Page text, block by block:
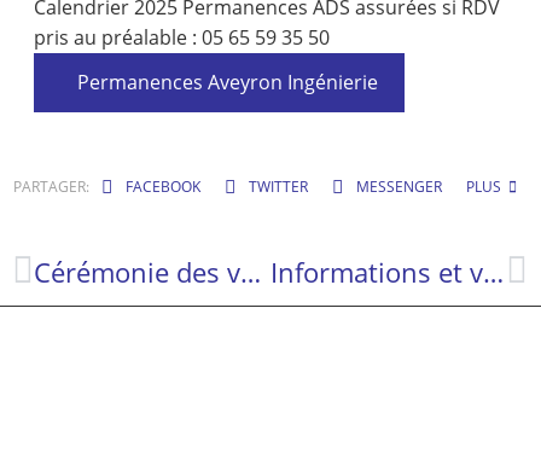
Calendrier 2025 Permanences ADS assurées si RDV
pris au préalable : 05 65 59 35 50
Permanences Aveyron Ingénierie
PARTAGER: FACEBOOK TWITTER MESSENGER PLUS
Cérémonie des vœux de la Municipalité Informations et vigilance sur la présence du frelon asiatique